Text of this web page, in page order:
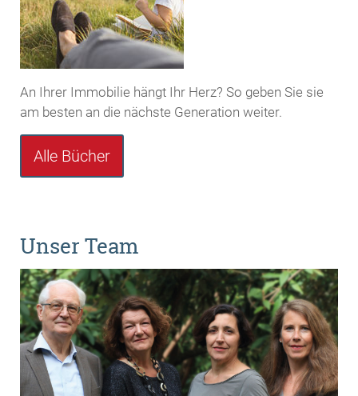
An Ihrer Immobilie hängt Ihr Herz? So geben Sie sie
am besten an die nächste Generation weiter.
Alle Bücher
Unser Team